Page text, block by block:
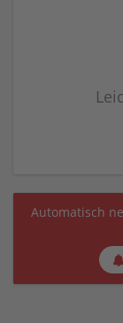
Automatisch